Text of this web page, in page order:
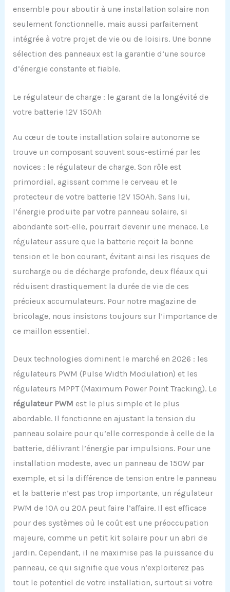
ensemble pour aboutir à une installation solaire non
seulement fonctionnelle, mais aussi parfaitement
intégrée à votre projet de vie ou de loisirs. Une bonne
sélection des panneaux est la garantie d’une source
d’énergie constante et fiable.
Le régulateur de charge : le garant de la longévité de
votre batterie 12V 150Ah
Au cœur de toute installation solaire autonome se
trouve un composant souvent sous-estimé par les
novices : le régulateur de charge. Son rôle est
primordial, agissant comme le cerveau et le
protecteur de votre batterie 12V 150Ah. Sans lui,
l’énergie produite par votre panneau solaire, si
abondante soit-elle, pourrait devenir une menace. Le
régulateur assure que la batterie reçoit la bonne
tension et le bon courant, évitant ainsi les risques de
surcharge ou de décharge profonde, deux fléaux qui
réduisent drastiquement la durée de vie de ces
précieux accumulateurs. Pour notre magazine de
bricolage, nous insistons toujours sur l’importance de
ce maillon essentiel.
Deux technologies dominent le marché en 2026 : les
régulateurs PWM (Pulse Width Modulation) et les
régulateurs MPPT (Maximum Power Point Tracking). Le
régulateur PWM est le plus simple et le plus
abordable. Il fonctionne en ajustant la tension du
panneau solaire pour qu’elle corresponde à celle de la
batterie, délivrant l’énergie par impulsions. Pour une
installation modeste, avec un panneau de 150W par
exemple, et si la différence de tension entre le panneau
et la batterie n’est pas trop importante, un régulateur
PWM de 10A ou 20A peut faire l’affaire. Il est efficace
pour des systèmes où le coût est une préoccupation
majeure, comme un petit kit solaire pour un abri de
jardin. Cependant, il ne maximise pas la puissance du
panneau, ce qui signifie que vous n’exploiterez pas
tout le potentiel de votre installation, surtout si votre